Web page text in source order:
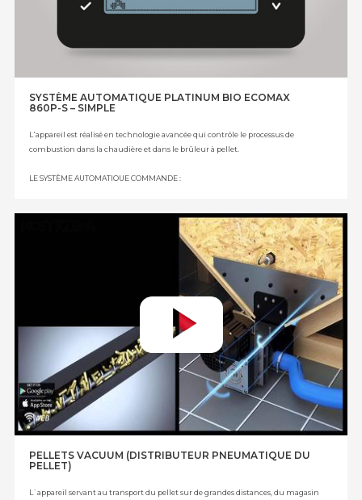
SYSTÈME AUTOMATIQUE PLATINUM BIO ECOMAX
860P-S – SIMPLE
L᾿appareil est réalisé en technologie avancée qui contrôle le processus de
combustion dans la chaudière et dans le brûleur à pellet.
LE SYSTÈME AUTOMATIQUE COMMANDE :
pompe d᾿eau chaude sanitaire, le capteur du niveau de carburant, la pompe
d’alimentation/le tampon, le mélangeur du circuit de chauffage - module B
(option), la pompe de circulation - module B (option), le tampon - module B
(option), deux vannes mélangeuses supplémentaires - module B (option), deux
vannes mélangeuses supplémentaires - module C (option).
le capteur de température extérieure, le capteur de chauffage central, le
capteur d᾿eau chaude sanitaire, le panneau coloré de chambre ecoSTER TOUCH
muni de la fonction de la commande à distance de la chaudière, le thermostat
hebdomadaire programmable de chambre sans fil, le thermostat
hebdomadaire programmable de chambre filaire, le capteur de température
avec réglage, le module supplémentaire d’élargissement (B,C), le module
Internet EcoNET.
PELLETS VACUUM (DISTRIBUTEUR PNEUMATIQUE DU
PELLET)
L`appareil servant au transport du pellet sur de grandes distances, du magasin